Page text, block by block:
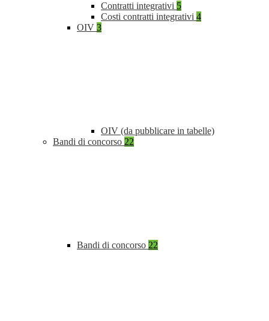
Contratti integrativi 5
Costi contratti integrativi 4
OIV 3
OIV (da pubblicare in tabelle)
Bandi di concorso 22
Bandi di concorso 22